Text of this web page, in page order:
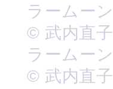
ラームー
© 武内直
ラームー
© 武内直